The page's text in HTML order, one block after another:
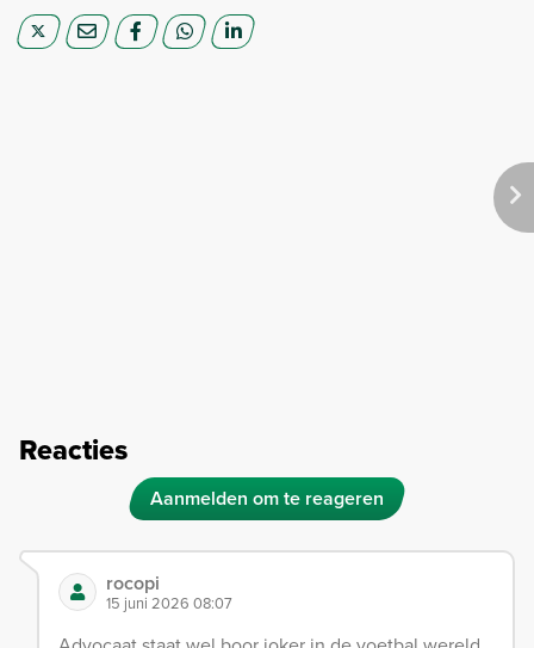
Reacties
Aanmelden om te reageren
rocopi
15 juni 2026 08:07